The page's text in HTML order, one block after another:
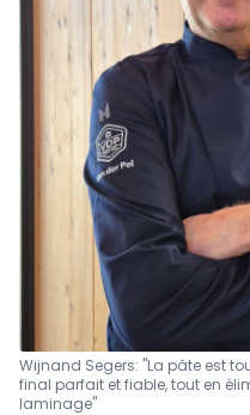
Wijnand Segers: "La pâte est
final parfait et fiable, tout en
laminage"